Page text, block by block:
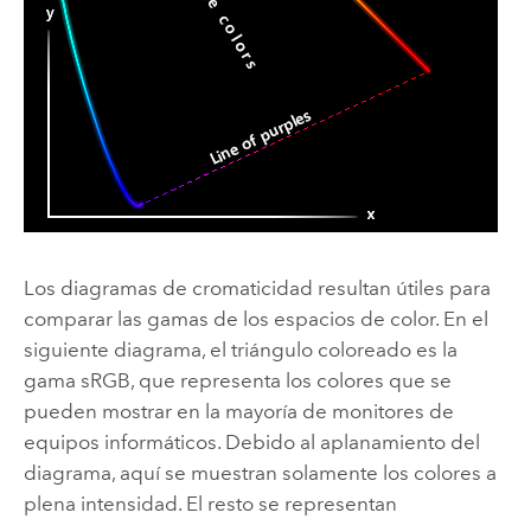
Los diagramas de cromaticidad resultan útiles para
comparar las gamas de los espacios de color. En el
siguiente diagrama, el triángulo coloreado es la
gama sRGB, que representa los colores que se
pueden mostrar en la mayoría de monitores de
equipos informáticos. Debido al aplanamiento del
diagrama, aquí se muestran solamente los colores a
plena intensidad. El resto se representan